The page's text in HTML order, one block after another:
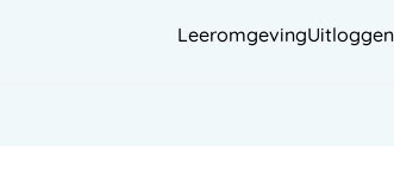
LeeromgevingUitloggen